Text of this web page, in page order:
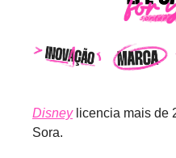
Disney licencia mais de
Sora.